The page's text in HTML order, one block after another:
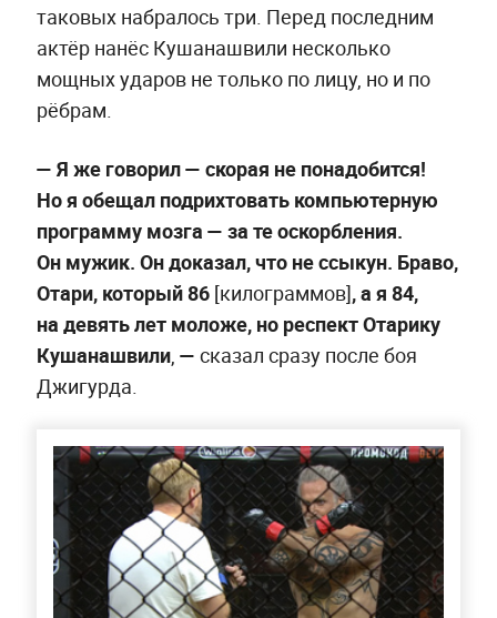
таковых набралось три. Перед последним
актёр нанёс Кушанашвили несколько
мощных ударов не только по лицу, но и по
рёбрам.
— Я же говорил — скорая не понадобится!
Но я обещал подрихтовать компьютерную
программу мозга — за те оскорбления.
Он мужик. Он доказал, что не ссыкун. Браво,
Отари, который 86 [килограммов], а я 84,
на девять лет моложе, но респект Отарику
Кушанашвили, — сказал сразу после боя
Джигурда.